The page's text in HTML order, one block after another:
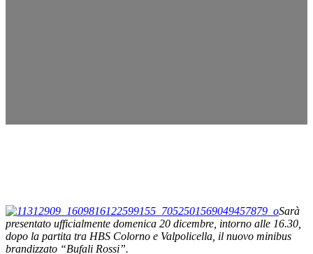
Sarà
presentato ufficialmente domenica 20 dicembre, intorno alle 16.30,
dopo la partita tra HBS Colorno e Valpolicella, il nuovo minibus
brandizzato “Bufali Rossi”.